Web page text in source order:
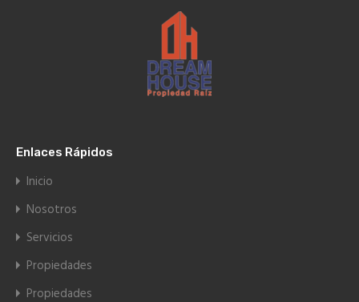
Enlaces Rápidos
Inicio
Nosotros
Servicios
Propiedades
Propiedades